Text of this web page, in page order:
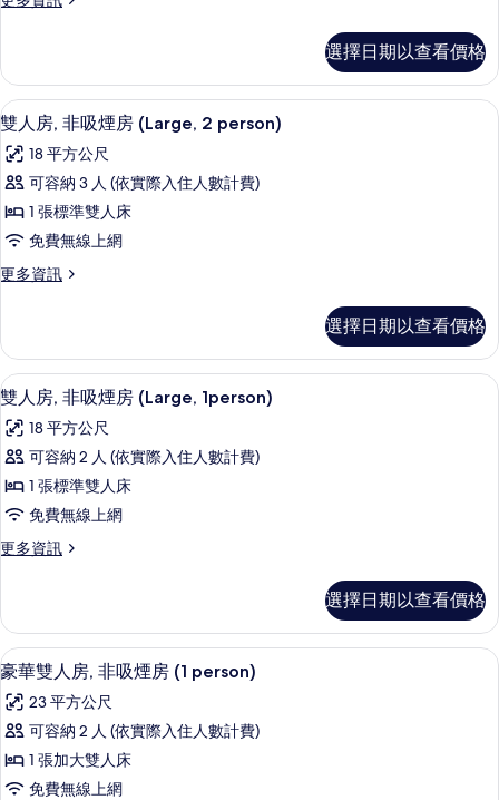
片
的
煙
(for
people
)
的
所
有
片
房,
吸
煙
(for
2
的
情
選擇日期以查看價格
顯
示
雙
人
房,
吸
房
(Large,
2
person)
的
所
有
相
高級寢具、羽絨被、書桌、遮光布/窗
5
雙人房, 非吸煙房 (Large, 2 person)
18 平方公尺
可容納 3 人 (依實際入住人數計費)
1 張標準雙人床
免費無線上網
更多資訊
更
房,
非
吸
房
(Large,
person)
的
情
選擇日期以查看價格
顯
示
雙
人
房,
吸
房
(Large,
1person)
的
所
有
相
高級寢具、羽絨被、書桌、遮光布/窗
5
雙人房, 非吸煙房 (Large, 1person)
18 平方公尺
可容納 2 人 (依實際入住人數計費)
1 張標準雙人床
免費無線上網
更多資訊
更
房,
非
吸
房
(Large,
1person)
的
詳
選擇日期以查看價格
顯
示
豪
華
雙
高級寢具、羽絨被、書桌、遮光布/窗
5
豪華雙人房, 非吸煙房 (1 person)
23 平方公尺
可容納 2 人 (依實際入住人數計費)
1 張加大雙人床
免費無線上網